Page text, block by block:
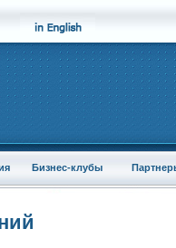
Бизнес-клубы